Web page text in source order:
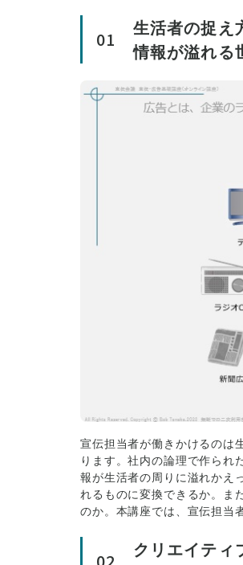
01
生活者の捉え
情報が溢れる
宣伝担当者が働きかけるのは
ります。社内の論理で作られ
報が生活者の周りに溢れかえ
れるものに変換できるか。ま
のか。本講座では、宣伝担当
クリエイティ